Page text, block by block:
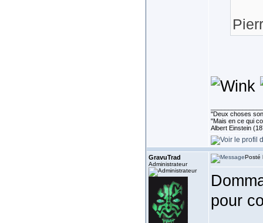
''Deux choses
"Mais en ce qui
Albert Einstein
GravuTrad
Administrateur
Posté
pour